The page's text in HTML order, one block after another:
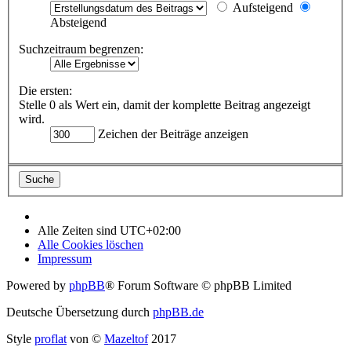
Aufsteigend
Absteigend
Suchzeitraum begrenzen:
Die ersten:
Stelle 0 als Wert ein, damit der komplette Beitrag angezeigt
wird.
Zeichen der Beiträge anzeigen
Alle Zeiten sind UTC+02:00
Alle Cookies löschen
Impressum
Powered by phpBB® Forum Software © phpBB Limited
Deutsche Übersetzung durch phpBB.de
Style proflat von © Mazeltof2017